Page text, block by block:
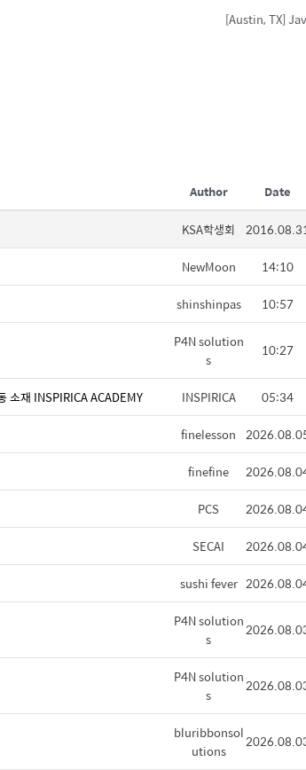
[Austin, TX]
Author Date
KSA학생회
NewMoon 14:10
shinshinpas 10:57
P4N solution
s
10:27
소재 INSPIRICA ACADEMY INSPIRICA 05:34
finelesson
finefine
PCS
SECAI
sushi fever
P4N solution
s
P4N solution
s
bluribbonsol
utions